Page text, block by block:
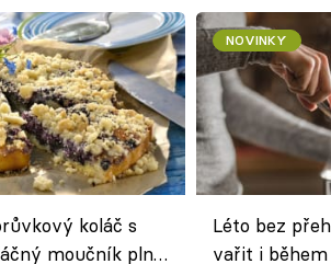
koláč s
moučník plný
NOVINKY
Léto bez
vařit i